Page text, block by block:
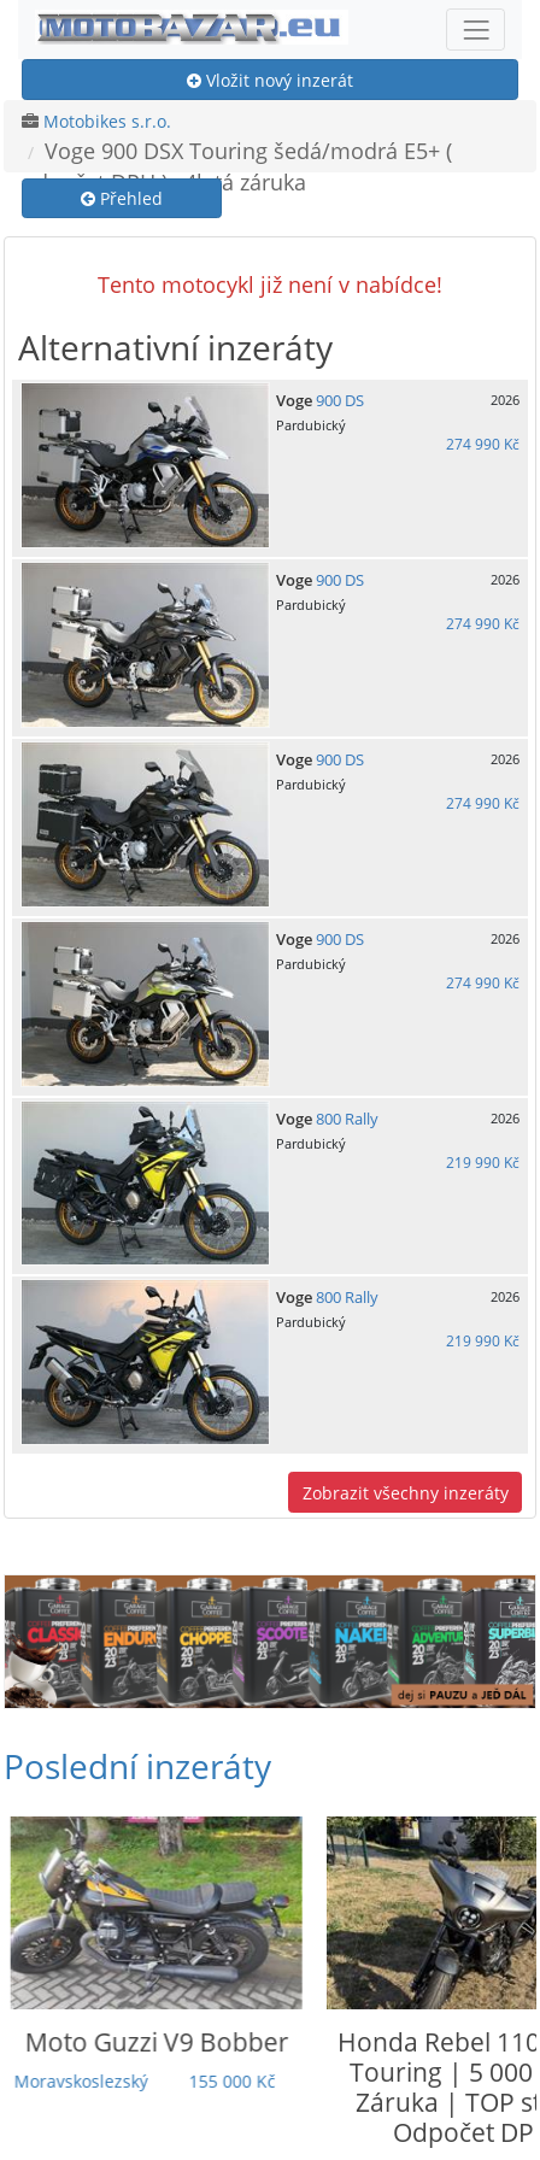
Vložit nový inzerát
Motobikes s.r.o.
Voge 900 DSX Touring šedá/modrá E5+ (
odpočet DPH ) , 4letá záruka
Přehled
Tento motocykl již není v nabídce!
Alternativní inzeráty
Voge900 DS
2026
Pardubický
274 990 Kč
Voge900 DS
2026
Pardubický
274 990 Kč
Voge900 DS
2026
Pardubický
274 990 Kč
Voge900 DS
2026
Pardubický
274 990 Kč
Voge800 Rally
2026
Pardubický
219 990 Kč
Voge800 Rally
2026
Pardubický
219 990 Kč
Zobrazit všechny inzeráty
Poslední inzeráty
Moto GuzziV9 Bobber
Moravskoslezský 155 000 Kč
Honda Rebel
Touring | 5
Záruka | TOP
Odpočet